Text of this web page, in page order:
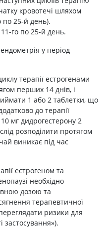
кровотечі шляхом
по 25-й день).
го по 25-й день.
у період
терапії естрогенами
перших 14 днів, і
1 або 2 таблетки, що
до терапії
мг дидрогестерону 2
розподілити протягом
виникає під час
естрогеном та
необхідно
дозою та
терапевтичної
ризики для
застосування»).